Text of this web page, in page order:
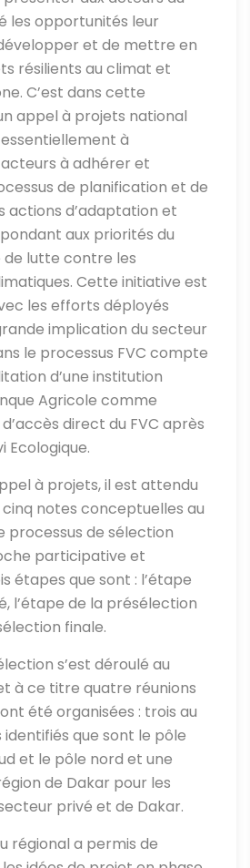
les opportunités leur
et de mettre en
résilients au climat et
C’est dans cette
appel à projets national
à
à adhérer et
de planification et de
actions d’adaptation et
aux priorités du
lutte contre les
Cette initiative est
les efforts déployés
implication du secteur
le processus FVC compte
d’une institution
Agricole comme
direct du FVC après
Ecologique.
à projets, il est attendu
cinq notes conceptuelles au
processus de sélection
participative et
étapes que sont : l’étape
l’étape de la présélection
finale.
s’est déroulé au
à ce titre quatre réunions
été organisées : trois au
identifiés que sont le pôle
et le pôle nord et une
de Dakar pour les
privé et de Dakar.
régional a permis de